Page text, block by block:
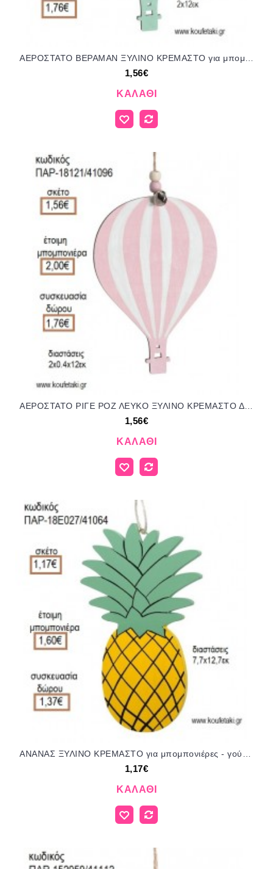
1,56€
ΚΑΛΆΘΙ
1,56€
ΚΑΛΆΘΙ
ΑΝΑΝΑΣ ΞΥΛΙΝΟ ΚΡΕΜΑΣΤΟ για μπομπονιέρες - γούρια ΠΑΡ-18Ε027/41064 1.17€!!!
1,17€
ΚΑΛΆΘΙ